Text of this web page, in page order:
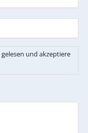
gelesen und akzeptiere